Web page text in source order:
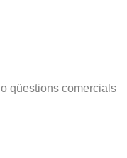
qüestions comercials